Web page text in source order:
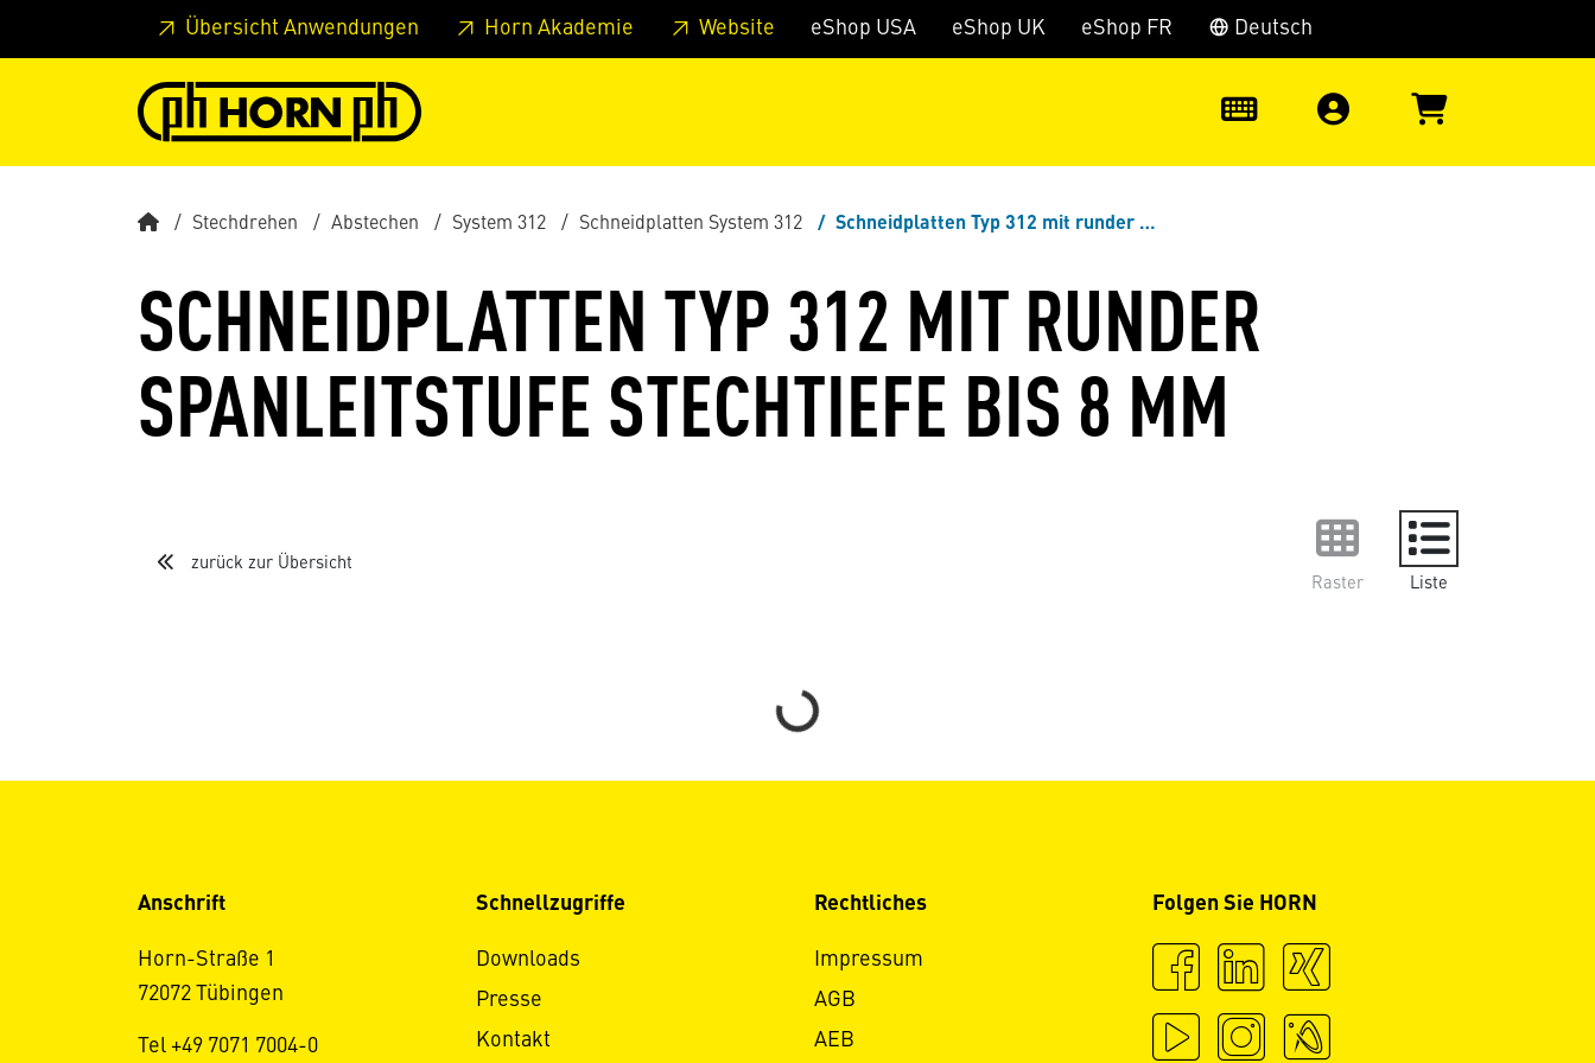
Springe zu Hauptinhalt Springe zum Header Springe zum Footer Springe zum Hauptmenu Springe zur Suche
Übersicht Anwendungen Horn Akademie Website eShop USA eShop UK eShop FR Deutsch
Stechdrehen Abstechen System 312 Schneidplatten System 312 Schneidplatten Typ 312 mit runder Spanleitstufe Stechtiefe bis 8 mm
SCHNEIDPLATTEN TYP 312 MIT RUNDER
SPANLEITSTUFE STECHTIEFE BIS 8 MM
zurück zur Übersicht
Raster
Liste
Loading...
Anschrift
Horn-Straße 1
72072 Tübingen
Tel +49 7071 7004-0
Schnellzugriffe
Downloads
Presse
Kontakt
Rechtliches
Impressum
AGB
AEB
Folgen Sie HORN